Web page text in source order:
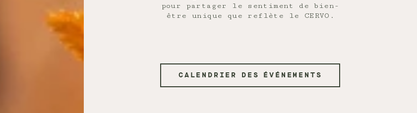
pour partager le sentiment de bien-
être unique que reflète le CERVO.
CALENDRIER DES ÉVÉNEMENTS